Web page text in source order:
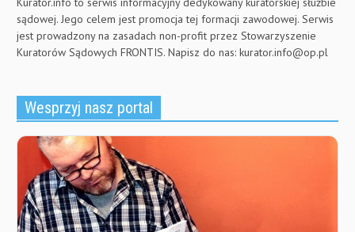
sądowej. Jego celem jest promocja tej formacji zawodowej. Serwis
jest prowadzony na zasadach non-profit przez Stowarzyszenie
Kuratorów Sądowych FRONTIS. Napisz do nas: kurator.info@op.pl
Wesprzyj nasz portal